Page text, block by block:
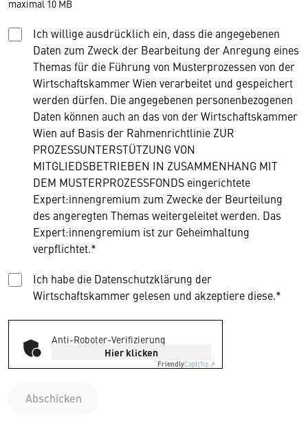
maximal 10 MB
Ich willige ausdrücklich ein, dass die angegebenen
Daten zum Zweck der Bearbeitung der Anregung eines
Themas für die Führung von Musterprozessen von der
Wirtschaftskammer Wien verarbeitet und gespeichert
werden dürfen. Die angegebenen personenbezogenen
Daten können auch an das von der Wirtschaftskammer
Wien auf Basis der Rahmenrichtlinie ZUR
PROZESSUNTERSTÜTZUNG VON
MITGLIEDSBETRIEBEN IN ZUSAMMENHANG MIT
DEM MUSTERPROZESSFONDS eingerichtete
Expert:innengremium zum Zwecke der Beurteilung
des angeregten Themas weitergeleitet werden. Das
Expert:innengremium ist zur Geheimhaltung
verpflichtet.*
Ich habe die Datenschutzklärung der
Wirtschaftskammer gelesen und akzeptiere diese.*
Anti-Roboter-Verifizierung
Hier klicken
FriendlyCaptcha ⇗
Abschicken